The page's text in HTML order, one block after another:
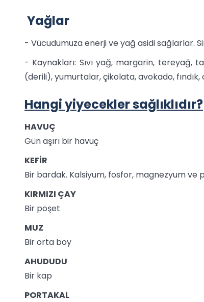
Yağlar
- Vücudumuza enerji ve yağ asidi sağlarlar.
- Kaynakları: Sıvı yağ, margarin, tereyağ,
(derili), yumurtalar, çikolata, avokado,
Hangi yiyecekler sağlıklıdır?
HAVUÇ
Gün aşırı bir havuç
KEFİR
Bir bardak. Kalsiyum, fosfor, magnezyum ve
KIRMIZI ÇAY
Bir poşet
MUZ
Bir orta boy
AHUDUDU
Bir kap
PORTAKAL